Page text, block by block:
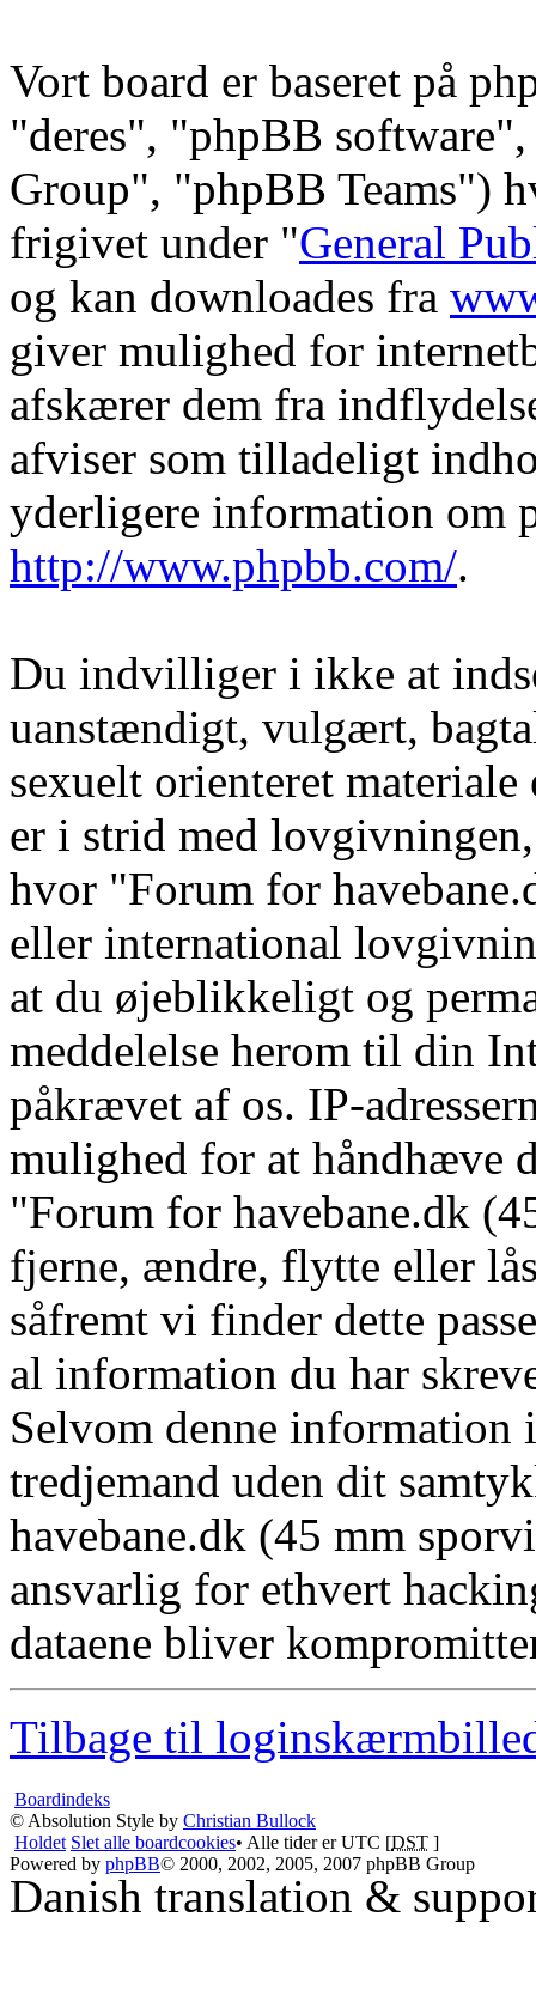
Vort board er baseret på
"deres", "phpBB
Group", "phpBB Teams")
frigivet under "General
og kan downloades fra
giver mulighed for
afskærer dem fra
afviser som tilladeligt
yderligere information om
http://www.phpbb.com/.
Du indvilliger i ikke at
uanstændigt, vulgært,
sexuelt orienteret
er i strid med
hvor "Forum for
eller international
at du øjeblikkeligt og
meddelelse herom til din
påkrævet af os. IP-
mulighed for at håndhæve
"Forum for havebane.dk
fjerne, ændre, flytte eller
såfremt vi finder dette
al information du har
Selvom denne
tredjemand uden dit
havebane.dk (45 mm
ansvarlig for ethvert
dataene bliver
Tilbage til
Boardindeks
© Absolution Style by Christian Bullock
Holdet Slet alle boardcookies• Alle tider er UTC [DST ]
Powered by phpBB© 2000, 2002, 2005, 2007 phpBB Group
Danish translation &